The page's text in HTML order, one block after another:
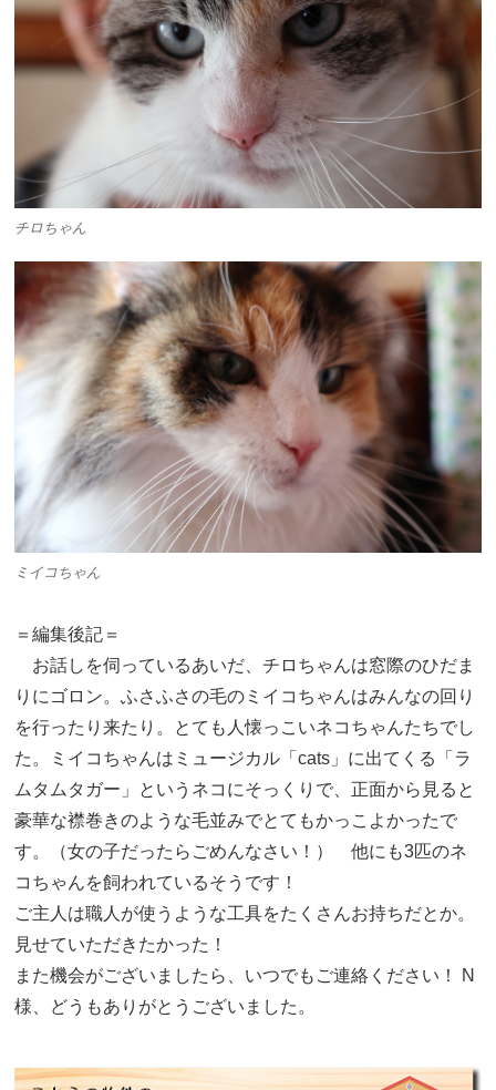
チロちゃん
ミイコちゃん
＝編集後記＝
お話しを伺っているあいだ、チロちゃんは窓際のひだま
りにゴロン。ふさふさの毛のミイコちゃんはみんなの回り
を行ったり来たり。とても人懐っこいネコちゃんたちでし
た。ミイコちゃんはミュージカル「cats」に出てくる「ラ
ムタムタガー」というネコにそっくりで、正面から見ると
豪華な襟巻きのような毛並みでとてもかっこよかったで
す。（女の子だったらごめんなさい！） 他にも3匹のネ
コちゃんを飼われているそうです！
ご主人は職人が使うような工具をたくさんお持ちだとか。
見せていただきたかった！
また機会がございましたら、いつでもご連絡ください！ N
様、どうもありがとうございました。